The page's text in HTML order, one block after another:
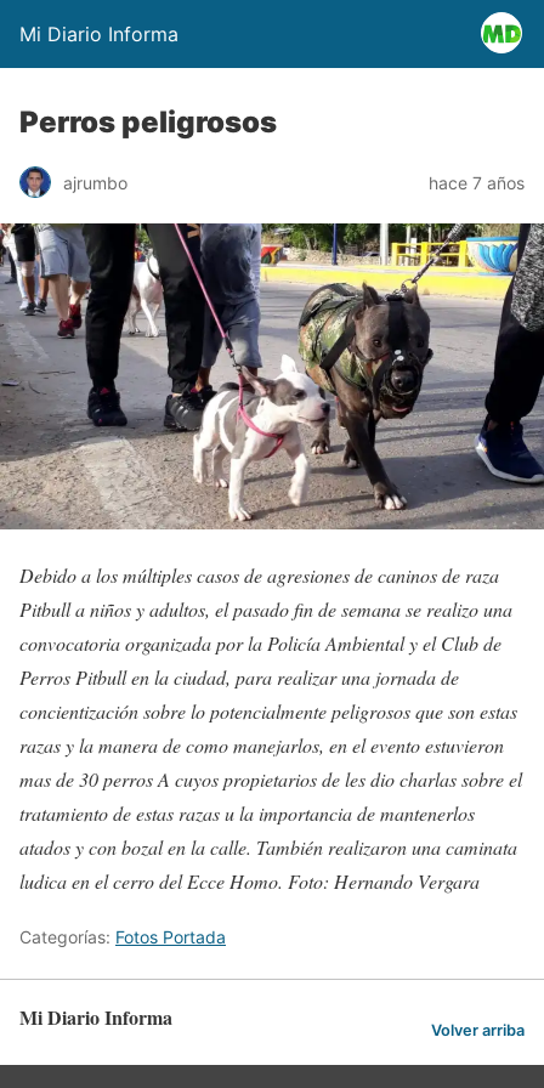
Mi Diario Informa
Perros peligrosos
ajrumbo hace 7 años
Debido a los múltiples casos de agresiones de caninos de raza
Pitbull a niños y adultos, el pasado fin de semana se realizo una
convocatoria organizada por la Policía Ambiental y el Club de
Perros Pitbull en la ciudad, para realizar una jornada de
concientización sobre lo potencialmente peligrosos que son estas
razas y la manera de como manejarlos, en el evento estuvieron
mas de 30 perros A cuyos propietarios de les dio charlas sobre el
tratamiento de estas razas u la importancia de mantenerlos
atados y con bozal en la calle. También realizaron una caminata
ludica en el cerro del Ecce Homo. Foto: Hernando Vergara
Categorías: Fotos Portada
Mi Diario Informa Volver arriba